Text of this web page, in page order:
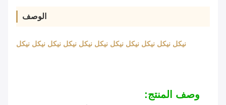
الوصف
نيكل نيكل نيكل نيكل نيكل نيكل نيكل نيكل نيكل نيكل نيكل
وصف المنتج: